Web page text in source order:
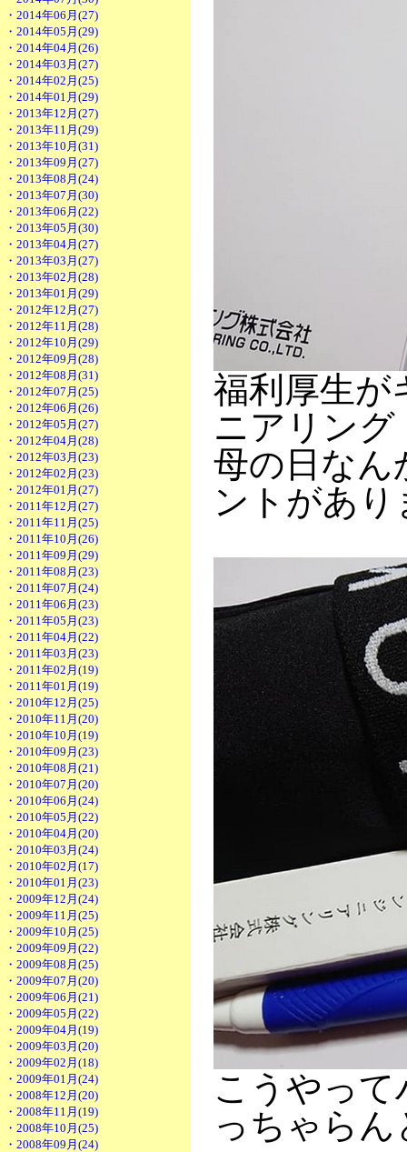
・2014年06月(27)
・2014年05月(29)
・2014年04月(26)
・2014年03月(27)
・2014年02月(25)
・2014年01月(29)
・2013年12月(27)
・2013年11月(29)
・2013年10月(31)
・2013年09月(27)
・2013年08月(24)
・2013年07月(30)
・2013年06月(22)
・2013年05月(30)
・2013年04月(27)
・2013年03月(27)
・2013年02月(28)
・2013年01月(29)
・2012年12月(27)
・2012年11月(28)
・2012年10月(29)
・2012年09月(28)
・2012年08月(31)
・2012年07月(25)
・2012年06月(26)
・2012年05月(27)
・2012年04月(28)
・2012年03月(23)
・2012年02月(23)
・2012年01月(27)
・2011年12月(27)
・2011年11月(25)
・2011年10月(26)
・2011年09月(29)
・2011年08月(23)
・2011年07月(24)
・2011年06月(23)
・2011年05月(23)
・2011年04月(22)
・2011年03月(23)
・2011年02月(19)
・2011年01月(19)
・2010年12月(25)
・2010年11月(20)
・2010年10月(19)
・2010年09月(23)
・2010年08月(21)
・2010年07月(20)
・2010年06月(24)
・2010年05月(22)
・2010年04月(20)
・2010年03月(24)
・2010年02月(17)
・2010年01月(23)
・2009年12月(24)
・2009年11月(25)
・2009年10月(25)
・2009年09月(22)
・2009年08月(25)
・2009年07月(20)
・2009年06月(21)
・2009年05月(22)
・2009年04月(19)
・2009年03月(20)
・2009年02月(18)
・2009年01月(24)
・2008年12月(20)
・2008年11月(19)
・2008年10月(25)
・2008年09月(24)
福利厚生が
ニアリング
母の日なん
ントがあり
こうやっ
っちゃら